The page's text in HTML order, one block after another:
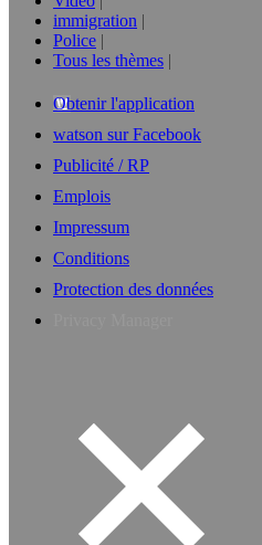
immigration
Police
Tous les thèmes
Obtenir l'application
watson sur Facebook
Publicité / RP
Emplois
Impressum
Conditions
Protection des données